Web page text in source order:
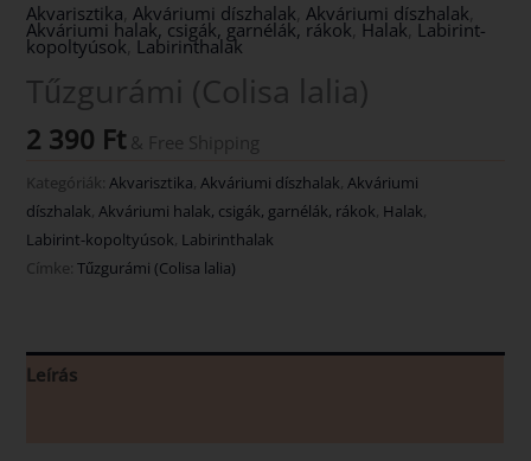
Akvarisztika ,Akváriumi díszhalak ,Akváriumi díszhalak
Akváriumi halak, csigák, garnélák, rákok Halak Labirint-
kopoltyúsok Labirinthalak
Tűzgurámi (Colisa lalia)
2 390 Ft & Free Shipping
Kategóriák:Akvarisztika,Akváriumi díszhalak,Akváriumi
díszhalak,Akváriumi halak, csigák, garnélák, rákok, Halak,
Labirint-kopoltyúsok, Labirinthalak
Címke:Tűzgurámi (Colisa lalia)
Leírás